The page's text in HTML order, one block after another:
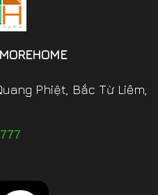
Phiệt, Bắc Từ Liêm,